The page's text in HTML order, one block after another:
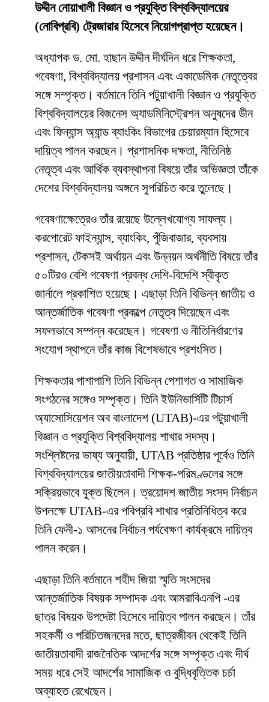
উদ্দীন নোয়াখালী বিজ্ঞান ও প্রযুক্তি বিশ্ববিদ্যালয়ের
(নোবিপ্রবি) ট্রেজারার হিসেবে নিয়োগপ্রাপ্ত হয়েছেন।
অধ্যাপক ড. মো. হাছান উদ্দীন দীর্ঘদিন ধরে শিক্ষকতা,
গবেষণা, বিশ্ববিদ্যালয় প্রশাসন এবং একাডেমিক নেতৃত্বের
সঙ্গে সম্পৃক্ত। বর্তমানে তিনি পটুয়াখালী বিজ্ঞান ও প্রযুক্তি
বিশ্ববিদ্যালয়ের বিজনেস অ্যাডমিনিস্ট্রেশন অনুষদের ডীন
এবং ফিন্যান্স অ্যান্ড ব্যাংকিং বিভাগের চেয়ারম্যান হিসেবে
দায়িত্ব পালন করছেন। প্রশাসনিক দক্ষতা, নীতিনিষ্ঠ
নেতৃত্ব এবং আর্থিক ব্যবস্থাপনা বিষয়ে তাঁর অভিজ্ঞতা তাঁকে
দেশের বিশ্ববিদ্যালয় অঙ্গনে সুপরিচিত করে তুলেছে।
গবেষণাক্ষেত্রেও তাঁর রয়েছে উল্লেখযোগ্য সাফল্য।
করপোরেট ফাইন্যান্স, ব্যাংকিং, পুঁজিবাজার, ব্যবসায়
প্রশাসন, টেকসই অর্থায়ন এবং উন্নয়ন অর্থনীতি বিষয়ে তাঁর
৫০টিরও বেশি গবেষণা প্রবন্ধ দেশি-বিদেশি স্বীকৃত
জার্নালে প্রকাশিত হয়েছে। এছাড়া তিনি বিভিন্ন জাতীয় ও
আন্তর্জাতিক গবেষণা প্রকল্পে নেতৃত্ব দিয়েছেন এবং
সফলভাবে সম্পন্ন করেছেন। গবেষণা ও নীতিনির্ধারণের
সংযোগ স্থাপনে তাঁর কাজ বিশেষভাবে প্রশংসিত।
শিক্ষকতার পাশাপাশি তিনি বিভিন্ন পেশাগত ও সামাজিক
সংগঠনের সঙ্গেও সম্পৃক্ত। তিনি ইউনিভার্সিটি টিচার্স
অ্যাসোসিয়েশন অব বাংলাদেশ (UTAB)-এর পটুয়াখালী
বিজ্ঞান ও প্রযুক্তি বিশ্ববিদ্যালয় শাখার সদস্য।
সংশ্লিষ্টদের ভাষ্য অনুযায়ী, UTAB প্রতিষ্ঠার পূর্বেও তিনি
বিশ্ববিদ্যালয়ের জাতীয়তাবাদী শিক্ষক-পরিমণ্ডলের সঙ্গে
সক্রিয়ভাবে যুক্ত ছিলেন। ত্রয়োদশ জাতীয় সংসদ নির্বাচন
উপলক্ষে UTAB-এর পবিপ্রবি শাখার প্রতিনিধিত্ব করে
তিনি ফেনী-১ আসনের নির্বাচন পর্যবেক্ষণ কার্যক্রমে দায়িত্ব
পালন করেন।
এছাড়া তিনি বর্তমানে শহীদ জিয়া স্মৃতি সংসদের
আন্তর্জাতিক বিষয়ক সম্পাদক এবং আমরাবিএনপি -এর
ছাত্র বিষয়ক উপদেষ্টা হিসেবে দায়িত্ব পালন করছেন। তাঁর
সহকর্মী ও পরিচিতজনদের মতে, ছাত্রজীবন থেকেই তিনি
জাতীয়তাবাদী রাজনৈতিক আদর্শের সঙ্গে সম্পৃক্ত এবং দীর্ঘ
সময় ধরে সেই আদর্শের সামাজিক ও বুদ্ধিবৃত্তিক চর্চা
অব্যাহত রেখেছেন।